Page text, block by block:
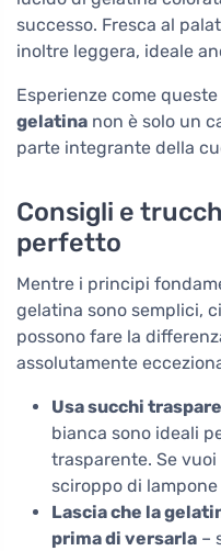
successo. Fresca al
inoltre leggera, ideale
Esperienze come
gelatina non è solo un
parte integrante della
Consigli e
perfetto
Mentre i principi
gelatina sono semplici,
possono fare la
assolutamente
Usa succhi
bianca sono ideali
trasparente. Se
sciroppo di
Lascia che la
prima di versarla –